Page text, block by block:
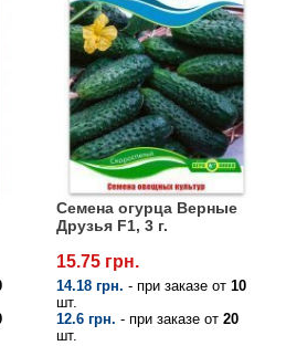
Семена огурца Верные
Друзья F1, 3 г.
15.75 грн.
14.18 грн. - при заказе от 10
шт.
12.6 грн. - при заказе от 20
шт.
защиты
«Рязаночка»
кристаллические
в палочках